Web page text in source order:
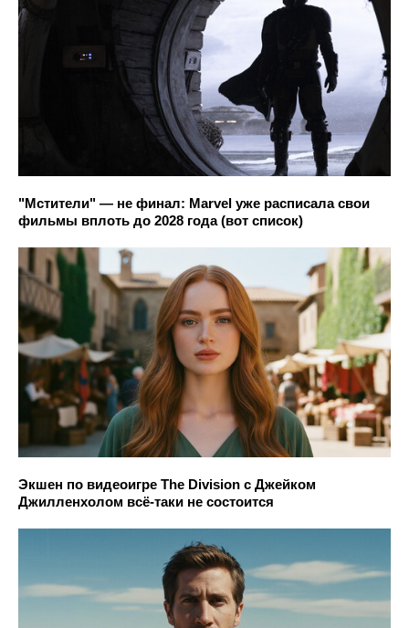
"Мстители" — не финал: Marvel уже расписала свои
фильмы вплоть до 2028 года (вот список)
Экшен по видеоигре The Division с Джейком
Джилленхолом всё-таки не состоится